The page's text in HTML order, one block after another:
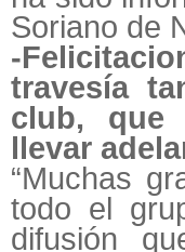
Soriano de
-
travesía
club, que
llevar
“Muchas
todo el
difusión